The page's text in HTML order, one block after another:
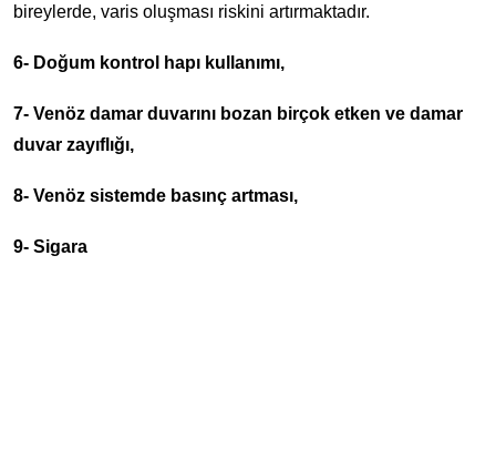
bireylerde, varis oluşması riskini artırmaktadır.
6- Doğum kontrol hapı kullanımı,
7- Venöz damar duvarını bozan birçok etken ve damar
duvar zayıflığı,
8- Venöz sistemde basınç artması,
9- Sigara